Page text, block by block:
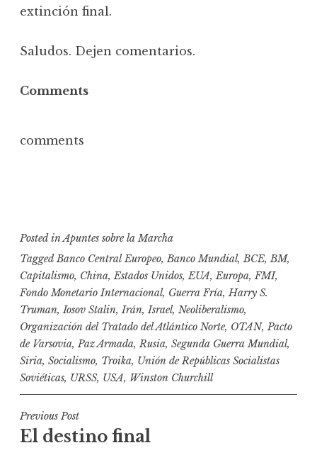
extinción final.
Saludos. Dejen comentarios.
Comments
comments
Posted inApuntes sobre la Marcha
TaggedBanco Central Europeo,Banco Mundial,BCE,BM,
Capitalismo, China,Estados Unidos,EUA,Europa,FMI,
Fondo Monetario Internacional, Guerra Fría,Harry S.
Truman,Iosov Stalin,Irán,Israel, Neoliberalismo,
Organización del Tratado del Atlántico Norte, OTAN, Pacto
de Varsovia, Paz Armada, Rusia, Segunda Guerra Mundial,
Siria, Socialismo, Troika, Unión de Repúblicas Socialistas
Soviéticas, URSS, USA, Winston Churchill
N
a
Previous Post
El destino final